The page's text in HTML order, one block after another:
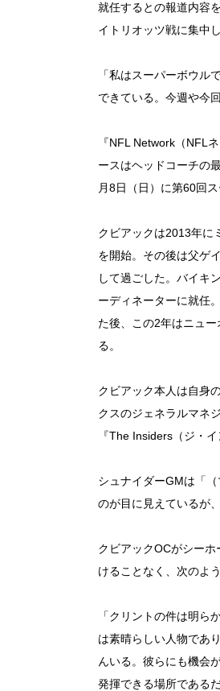
就任するとの報道内容
イトリオッツ戦に集中
「私はスーパーボウル
できている。今週や今
『NFL Network（NFL
ースはヘッドコーチの
月8日（日）に第60回
クビアックは2013年に
を開始。その後は父ゲ
して過ごした。バイキ
ーディネーターに就任
た後、この2年はニュ
る。
クビアック本人は自身
クスのジェネラルマネ
『The Insiders（ジ・
シュナイダーGMは「
のが目に見えているが
クビアックOCがシー
けることなく、次のよ
「クリントの件は明ら
は素晴らしい人物であ
んいる。彼らにも機会
発揮できる場所である